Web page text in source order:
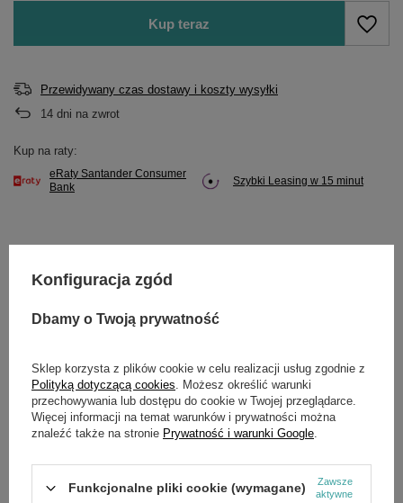
Kup teraz
Przewidywany czas dostawy i koszty wysyłki
14 dni na zwrot
Kup na raty:
eRaty Santander Consumer
Bank
Szybki Leasing w 15 minut
Potrzebujesz pomocy? Masz pytania?
najciekawsze pytania i odpowiedzi publikując
OPIS
Konfiguracja zgód
Dbamy o Twoją prywatność
Sklep korzysta z plików cookie w celu realizacji usług zgodnie z
Polityką dotyczącą cookies . Możesz określić warunki
przechowywania lub dostępu do cookie w Twojej przeglądarce.
Więcej informacji na temat warunków i prywatności można
znaleźć także na stronie Prywatność i warunki Google
Funkcjonalne pliki cookie (wymagane)
Zawsze
aktywne